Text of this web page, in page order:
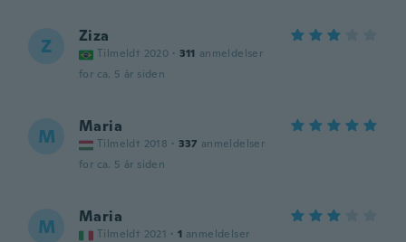
Z Ziza
Tilmeldt 2020 · 311 anmeldelser
for ca. 5 år siden
M Maria
Tilmeldt 2018 · 337 anmeldelser
for ca. 5 år siden
M Maria
Tilmeldt 2021 · 1 anmeldelser